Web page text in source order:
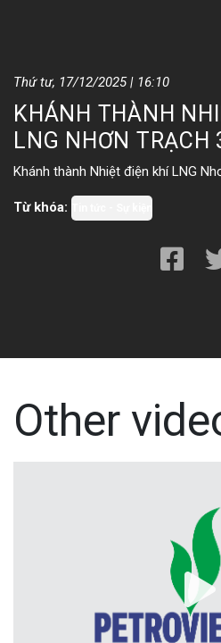
Thứ tư, 17/12/2025 | 16:10
KHÁNH THÀNH
LNG NHƠN TRẠCH
Khánh thành Nhiệt điện khí LNG
Từ khóa:
Other